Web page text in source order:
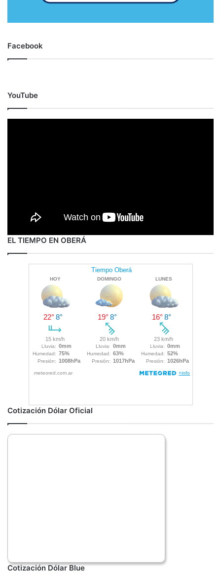
Facebook
YouTube
EL TIEMPO EN OBERÁ
Cotización Dólar Oficial
Cotización Dólar Blue